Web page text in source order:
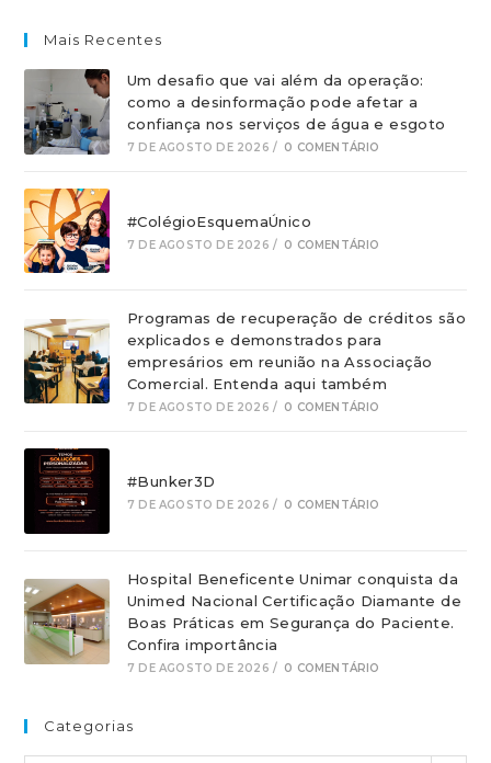
Mais Recentes
Um desafio que vai além da operação:
como a desinformação pode afetar a
confiança nos serviços de água e esgoto
7 DE AGOSTO DE 2026 / 0 COMENTÁRIO
#ColégioEsquemaÚnico
7 DE AGOSTO DE 2026 / 0 COMENTÁRIO
Programas de recuperação de créditos são
explicados e demonstrados para
empresários em reunião na Associação
Comercial. Entenda aqui também
7 DE AGOSTO DE 2026 / 0 COMENTÁRIO
#Bunker3D
7 DE AGOSTO DE 2026 / 0 COMENTÁRIO
Hospital Beneficente Unimar conquista da
Unimed Nacional Certificação Diamante de
Boas Práticas em Segurança do Paciente.
Confira importância
7 DE AGOSTO DE 2026 / 0 COMENTÁRIO
Categorias